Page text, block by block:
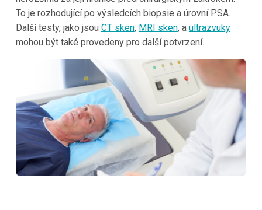
To je rozhodující po výsledcích biopsie a úrovní PSA.
Další testy, jako jsou CT sken, MRI sken, a ultrazvuky
mohou být také provedeny pro další potvrzení.